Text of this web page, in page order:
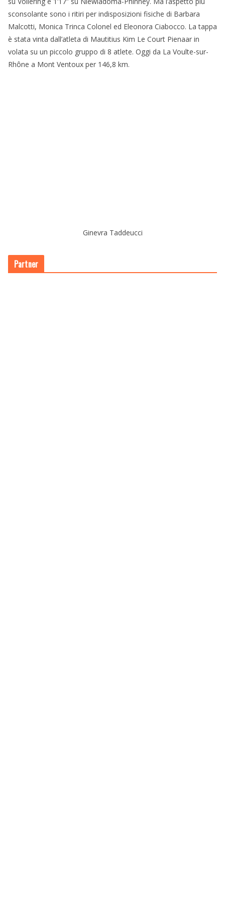
sconsolante sono i ritiri per indisposizioni fisiche di Barbara
Malcotti, Monica Trinca Colonel ed Eleonora Ciabocco. La tappa
è stata vinta dall’atleta di Mautitius Kim Le Court Pienaar in
volata su un piccolo gruppo di 8 atlete. Oggi da La Voulte-sur-
Rhône a Mont Ventoux per 146,8 km.
Ginevra Taddeucci
Partner